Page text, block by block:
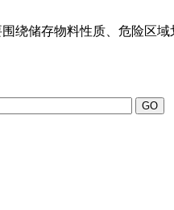
绕储存物料性质、危险区